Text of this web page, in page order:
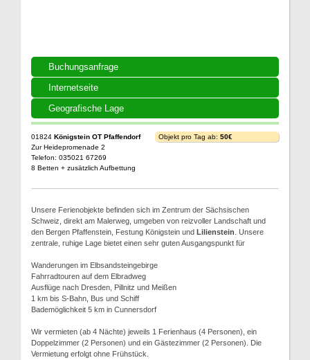
Buchungsanfrage
Internetseite
Geografische Lage
01824 Königstein OT Pfaffendorf
Zur Heidepromenade 2
Telefon: 035021 67269
8 Betten + zusätzlich Aufbettung
Objekt pro Tag ab: 50€
Unsere Ferienobjekte befinden sich im Zentrum der Sächsischen
Schweiz, direkt am Malerweg, umgeben von reizvoller Landschaft und
den Bergen Pfaffenstein, Festung Königstein und Lilienstein . Unsere
zentrale, ruhige Lage bietet einen sehr guten Ausgangspunkt für
Wanderungen im Elbsandsteingebirge
Fahrradtouren auf dem Elbradweg
Ausflüge nach Dresden, Pillnitz und Meißen
1 km bis S-Bahn, Bus und Schiff
Bademöglichkeit 5 km in Cunnersdorf
Wir vermieten (ab 4 Nächte) jeweils 1 Ferienhaus (4 Personen), ein
Doppelzimmer (2 Personen) und ein Gästezimmer (2 Personen). Die
Vermietung erfolgt ohne Frühstück.